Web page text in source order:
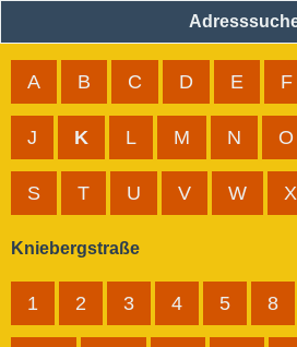
A B C D E F
J K L M N O
S T U V W X
Kniebergstraße
1 2 3 4 5 8